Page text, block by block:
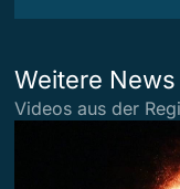
Weitere News
Videos aus der